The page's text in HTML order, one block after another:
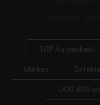
TOP Autoankauf
Marken Defekte
LKW, BUS